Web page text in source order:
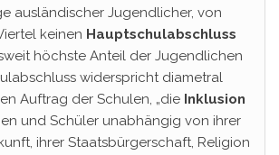
ausländischer Jugendlicher, von
keinen Hauptschulabschluss
höchste Anteil der Jugendlichen
widerspricht diametral
Auftrag der Schulen, „die Inklusion
und Schüler unabhängig von ihrer
ihrer Staatsbürgerschaft, Religion